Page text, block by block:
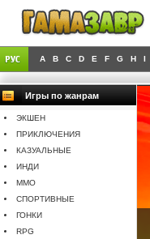
A B C D E F G H I
Игры по жанрам
ЭКШЕН
ПРИКЛЮЧЕНИЯ
КАЗУАЛЬНЫЕ
ИНДИ
MMO
СПОРТИВНЫЕ
ГОНКИ
RPG